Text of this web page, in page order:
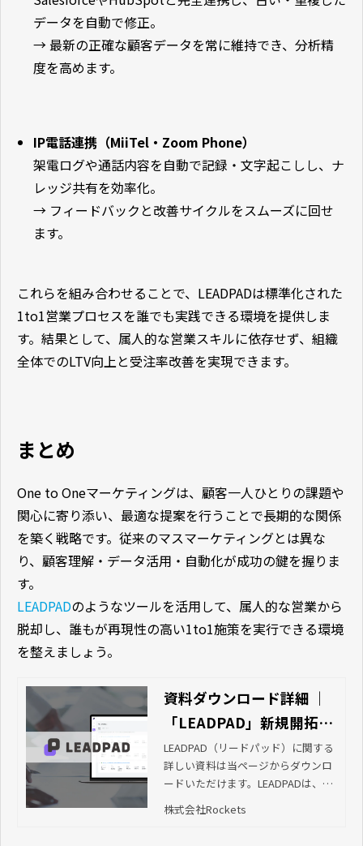
データを自動で修正。
→ 最新の正確な顧客データを常に維持でき、分析精
度を高めます。
IP電話連携（MiiTel・Zoom Phone）
架電ログや通話内容を自動で記録・文字起こしし、ナ
レッジ共有を効率化。
→ フィードバックと改善サイクルをスムーズに回せ
ます。
これらを組み合わせることで、LEADPADは標準化された
1to1営業プロセスを誰でも実践できる環境を提供しま
す。結果として、属人的な営業スキルに依存せず、組織
全体でのLTV向上と受注率改善を実現できます。
まとめ
One to Oneマーケティングは、顧客一人ひとりの課題や
関心に寄り添い、最適な提案を行うことで長期的な関係
を築く戦略です。従来のマスマーケティングとは異な
り、顧客理解・データ活用・自動化が成功の鍵を握りま
す。
LEADPADのようなツールを活用して、属人的な営業から
脱却し、誰もが再現性の高い1to1施策を実行できる環境
を整えましょう。
資料ダウンロード詳細 ｜
「LEADPAD」新規開拓と
受注率アップを叶えるセ
ールスエンゲージメント
ツール｜株式会社Rockets
LEADPAD（リードパッド）に関する
詳しい資料は当ページからダウンロ
ードいただけます。LEADPADは、受
注率の高い顧客を見つけるセールス
エンゲージメントツールです。貴社
株式会社Rockets